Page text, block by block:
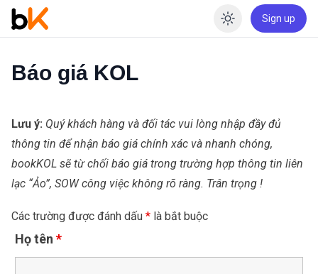
Enable
Sign up
Báo giá KOL
Lưu ý: Quý khách hàng và đối tác vui lòng nhập đầy đủ
thông tin để nhận báo giá chính xác và nhanh chóng,
bookKOL sẽ từ chối báo giá trong trường hợp thông tin liên
lạc “Ảo”, SOW công việc không rõ ràng. Trân trọng !
Các trường được đánh dấu * là bắt buộc
Họ tên *